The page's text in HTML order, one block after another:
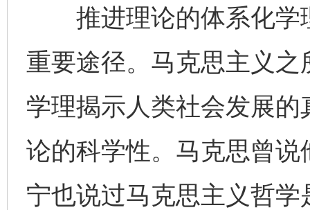
推进理论的体系化学
重要途径。马克思主义
学理揭示人类社会发展
论的科学性。马克思曾
宁也说过马克思主义哲